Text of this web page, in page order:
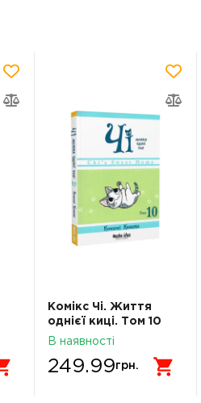
Комікс Чі. Життя
однієї киці. Том 10
В наявності
249.99 грн.